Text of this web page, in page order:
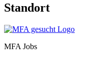
Standort
MFA Jobs